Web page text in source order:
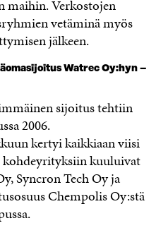
maihin. Verkostojen
vetäminä myös
jälkeen.
Watrec Oy:hyn –
sijoitus tehtiin
2006.
kertyi kaikkiaan viisi
kohdeyrityksiin kuuluivat
Syncron Tech Oy ja
Chempolis Oy:stä